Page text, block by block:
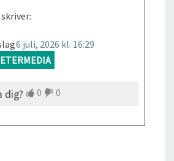
skriver:
6 juli, 2026 kl. 16:29
ETERMEDIA
dig? 0
0